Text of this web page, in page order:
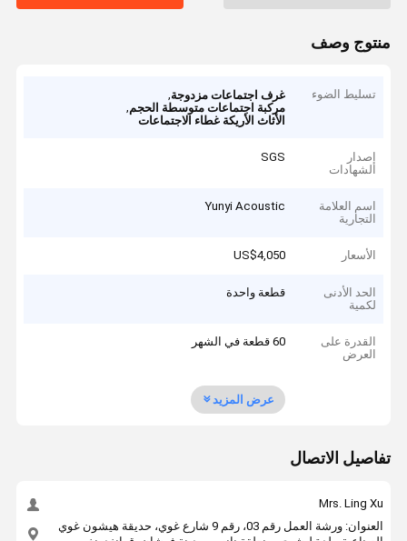
منتوج وصف
تسليط الضوء غرف اجتماعات مزدوجة,
مركبة اجتماعات متوسطة الحجم,
الأثاث الأريكة غطاء الاجتماعات
إصدار
الشهادات
SGS
اسم العلامة
التجارية
Yunyi Acoustic
الأسعار US$4,050
الحد الأدنى
لكمية
قطعة واحدة
القدرة على
العرض
60 قطعة في الشهر
عرض المزيد
تفاصيل الاتصال
Mrs. Ling Xu
العنوان: ورشة العمل رقم 03، رقم 9 شارع غوي، حديقة هيشون غوي